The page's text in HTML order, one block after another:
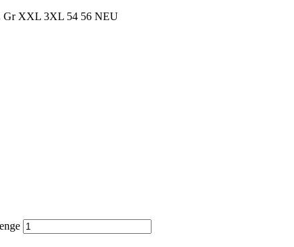
XXL 3XL 54 56 NEU